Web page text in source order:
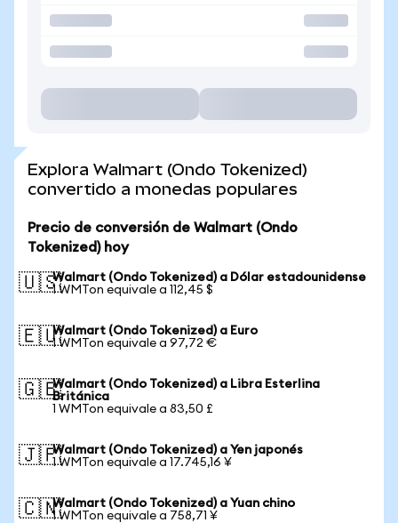
Explora Walmart (Ondo Tokenized)
convertido a monedas populares
Precio de conversión de Walmart (Ondo
Tokenized) hoy
🇺🇸Walmart (Ondo Tokenized) a Dólar estadounidense
1 WMTon equivale a 112,45 $
🇪🇺Walmart (Ondo Tokenized) a Euro
1 WMTon equivale a 97,72 €
🇬🇧Walmart (Ondo Tokenized) a Libra Esterlina
Británica
1 WMTon equivale a 83,50 £
🇯🇵Walmart (Ondo Tokenized) a Yen japonés
1 WMTon equivale a 17.745,16 ¥
🇨🇳Walmart (Ondo Tokenized) a Yuan chino
1 WMTon equivale a 758,71 ¥